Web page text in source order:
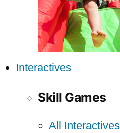
Interactives
Skill Games
All Interactives